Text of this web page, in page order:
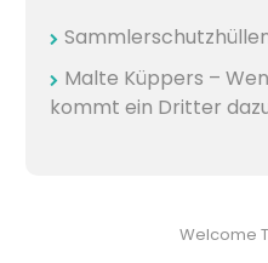
Malte Küppers –
kommt ein Dritter
Welcome